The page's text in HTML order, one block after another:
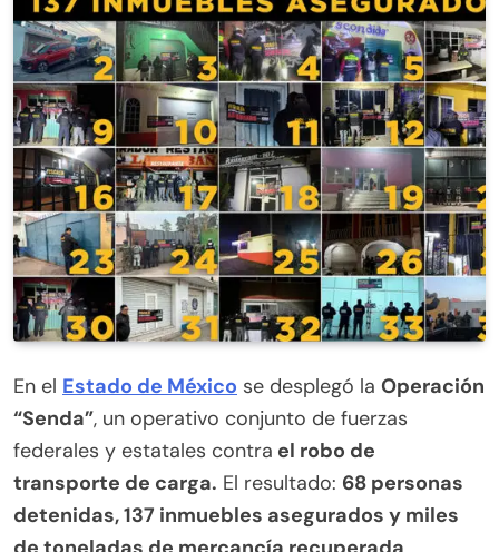
En el Estado de México se desplegó la Operación
“Senda”, un operativo conjunto de fuerzas
federales y estatales contra el robo de
transporte de carga. El resultado: 68 personas
detenidas, 137 inmuebles asegurados y miles